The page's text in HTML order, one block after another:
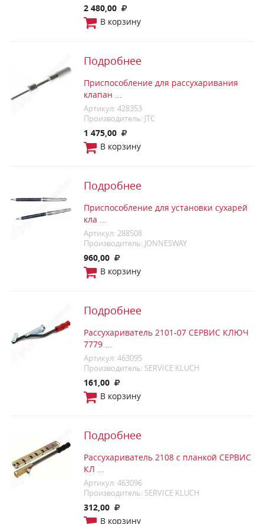
2 480,00
В корзину
Подробнее
Приспособление для рассухаривания
клапан ...
Артикул: 428353
Производитель: JTC
1 475,00
В корзину
Подробнее
Приспособление для установки сухарей
кла ...
Артикул: 288508
Производитель: JONNESWAY
960,00
В корзину
Подробнее
Рассухариватель 2101-07 СЕРВИС КЛЮЧ
7779 ...
Артикул: 463095
Производитель: SERVICE KLUCH
161,00
В корзину
Подробнее
Рассухариватель 2108 с планкой СЕРВИС
КЛ ...
Артикул: 463096
Производитель: SERVICE KLUCH
312,00
В корзину